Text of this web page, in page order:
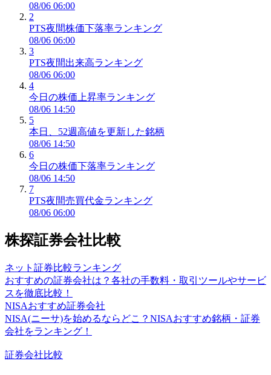
08/06 06:00
2
PTS夜間株価下落率ランキング
08/06 06:00
3
PTS夜間出来高ランキング
08/06 06:00
4
今日の株価上昇率ランキング
08/06 14:50
5
本日、52週高値を更新した銘柄
08/06 14:50
6
今日の株価下落率ランキング
08/06 14:50
7
PTS夜間売買代金ランキング
08/06 06:00
株探証券会社比較
ネット証券比較ランキング
おすすめの証券会社は？各社の手数料・取引ツールやサービ
スを徹底比較！
NISAおすすめ証券会社
NISA(ニーサ)を始めるならどこ？NISAおすすめ銘柄・証券
会社をランキング！
証券会社比較